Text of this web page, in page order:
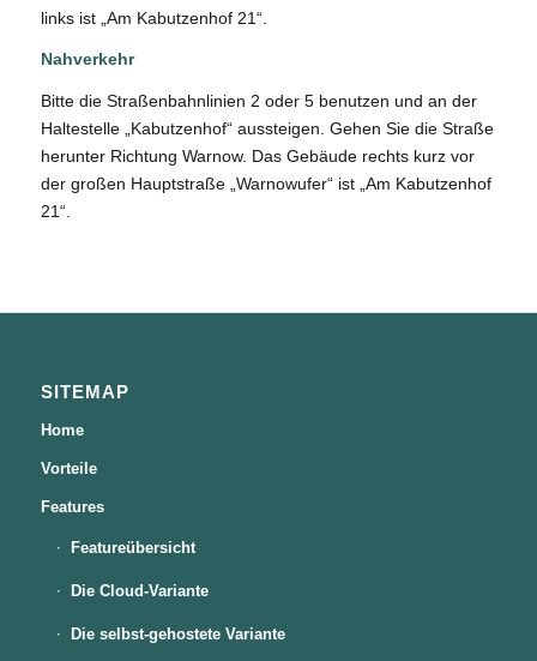
links ist „Am Kabutzenhof 21“.
Nahverkehr
Bitte die Straßenbahnlinien 2 oder 5 benutzen und an der
Haltestelle „Kabutzenhof“ aussteigen. Gehen Sie die Straße
herunter Richtung Warnow. Das Gebäude rechts kurz vor
der großen Hauptstraße „Warnowufer“ ist „Am Kabutzenhof
21“.
SITEMAP
Home
Vorteile
Features
Featureübersicht
Die Cloud-Variante
Die selbst-gehostete Variante